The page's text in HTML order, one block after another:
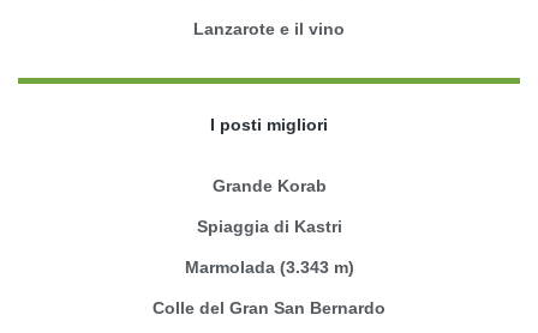
Lanzarote e il vino
I posti migliori
Grande Korab
Spiaggia di Kastri
Marmolada (3.343 m)
Colle del Gran San Bernardo